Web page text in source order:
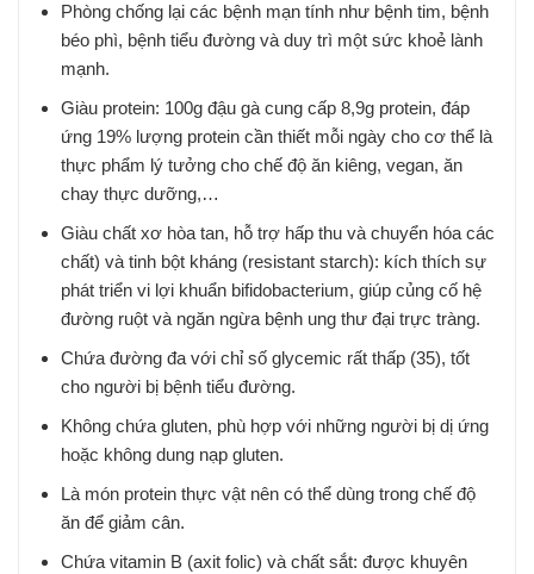
Phòng chống lại các bệnh mạn tính như bệnh tim, bệnh
béo phì, bệnh tiểu đường và duy trì một sức khoẻ lành
mạnh.
Giàu protein: 100g đậu gà cung cấp 8,9g protein, đáp
ứng 19% lượng protein cần thiết mỗi ngày cho cơ thể là
thực phẩm lý tưởng cho chế độ ăn kiêng, vegan, ăn
chay thực dưỡng,…
Giàu chất xơ hòa tan, hỗ trợ hấp thu và chuyển hóa các
chất) và tinh bột kháng (resistant starch): kích thích sự
phát triển vi lợi khuẩn bifidobacterium, giúp củng cố hệ
đường ruột và ngăn ngừa bệnh ung thư đại trực tràng.
Chứa đường đa với chỉ số glycemic rất thấp (35), tốt
cho người bị bệnh tiểu đường.
Không chứa gluten, phù hợp với những người bị dị ứng
hoặc không dung nạp gluten.
Là món protein thực vật nên có thể dùng trong chế độ
ăn để giảm cân.
Chứa vitamin B (axit folic) và chất sắt: được khuyên